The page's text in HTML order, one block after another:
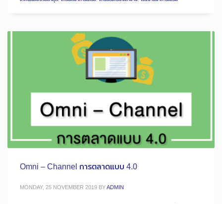
Omni – Channel การตลาดแบบ 4.0
MONDAY, 25 NOVEMBER 2019 BYADMIN